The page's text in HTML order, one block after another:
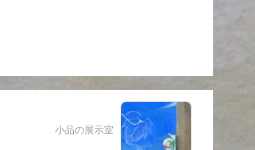
小品の展示室